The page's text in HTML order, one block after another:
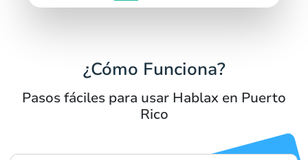
¿Cómo Funciona?
Pasos fáciles para usar Hablax en Puerto
Rico